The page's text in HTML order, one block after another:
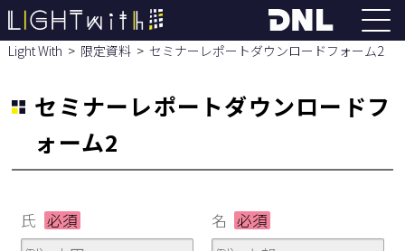
Light With 限定資料 セミナーレポートダウンロードフォーム2
セミナーレポートダウンロードフ
ォーム2
氏 必須 名 必須